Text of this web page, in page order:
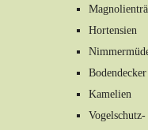
Hortensien
Bodendecker
Kamelien